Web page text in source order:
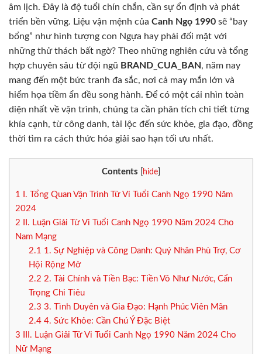
âm lịch. Đây là độ tuổi chín chắn, cần sự ổn định và phát
triển bền vững. Liệu vận mệnh của Canh Ngọ 1990 sẽ “bay
bổng” như hình tượng con Ngựa hay phải đối mặt với
những thử thách bất ngờ? Theo những nghiên cứu và tổng
hợp chuyên sâu từ đội ngũ BRAND_CUA_BAN, năm nay
mang đến một bức tranh đa sắc, nơi cả may mắn lớn và
hiểm họa tiềm ẩn đều song hành. Để có một cái nhìn toàn
diện nhất về vận trình, chúng ta cần phân tích chi tiết từng
khía cạnh, từ công danh, tài lộc đến sức khỏe, gia đạo, đồng
thời tìm ra cách thức hóa giải sao hạn tối ưu nhất.
Contents hide
1
I. Tổng Quan Vận Trình Tử Vi Tuổi Canh Ngọ 1990 Năm
2024
2 II. Luận Giải Tử Vi Tuổi Canh Ngọ 1990 Năm 2024 Cho
Nam Mạng
2.1 1. Sự Nghiệp và Công Danh: Quý Nhân Phù Trợ, Cơ
Hội Rộng Mở
2.2 2. Tài Chính và Tiền Bạc: Tiền Vô Như Nước, Cẩn
Trọng Chi Tiêu
2.3 3. Tình Duyên và Gia Đạo: Hạnh Phúc Viên Mãn
2.44. Sức Khỏe: Cần Chú Ý Đặc Biệt
3 III. Luận Giải Tử Vi Tuổi Canh Ngọ 1990 Năm 2024 Cho
Nữ Mạng